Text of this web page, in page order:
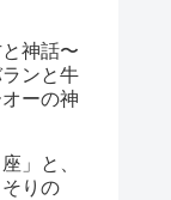
神話〜
ンと牛
ーの神
」と、
りの